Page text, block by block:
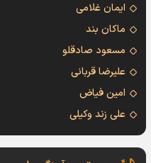
ایمان غلامی
ماکان بند
مسعود صادقلو
علیرضا قربانی
امین فیاض
علی زند وکیلی